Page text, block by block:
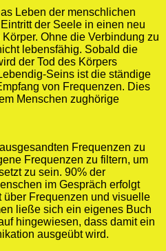
Leben der menschlichen
der Seele in einen neu
Ohne die Verbindung zu
lebensfähig. Sobald die
der Tod des Körpers
Seins ist die ständige
von Frequenzen. Dies
Menschen zughörige
Frequenzen zu
Frequenzen zu filtern, um
zu sein. 90% der
im Gespräch erfolgt
über Frequenzen und visuelle
ließe sich ein eigenes Buch
hingewiesen, dass damit ein
ausgeübt wird.